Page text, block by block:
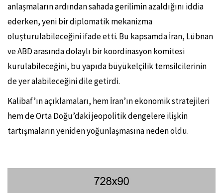
anlaşmaların ardından sahada gerilimin azaldığını iddia
ederken, yeni bir diplomatik mekanizma
oluşturulabileceğini ifade etti. Bu kapsamda İran, Lübnan
ve ABD arasında dolaylı bir koordinasyon komitesi
kurulabileceğini, bu yapıda büyükelçilik temsilcilerinin
de yer alabileceğini dile getirdi.
Kalibaf’ın açıklamaları, hem İran’ın ekonomik stratejileri
hem de Orta Doğu’daki jeopolitik dengelere ilişkin
tartışmaların yeniden yoğunlaşmasına neden oldu.